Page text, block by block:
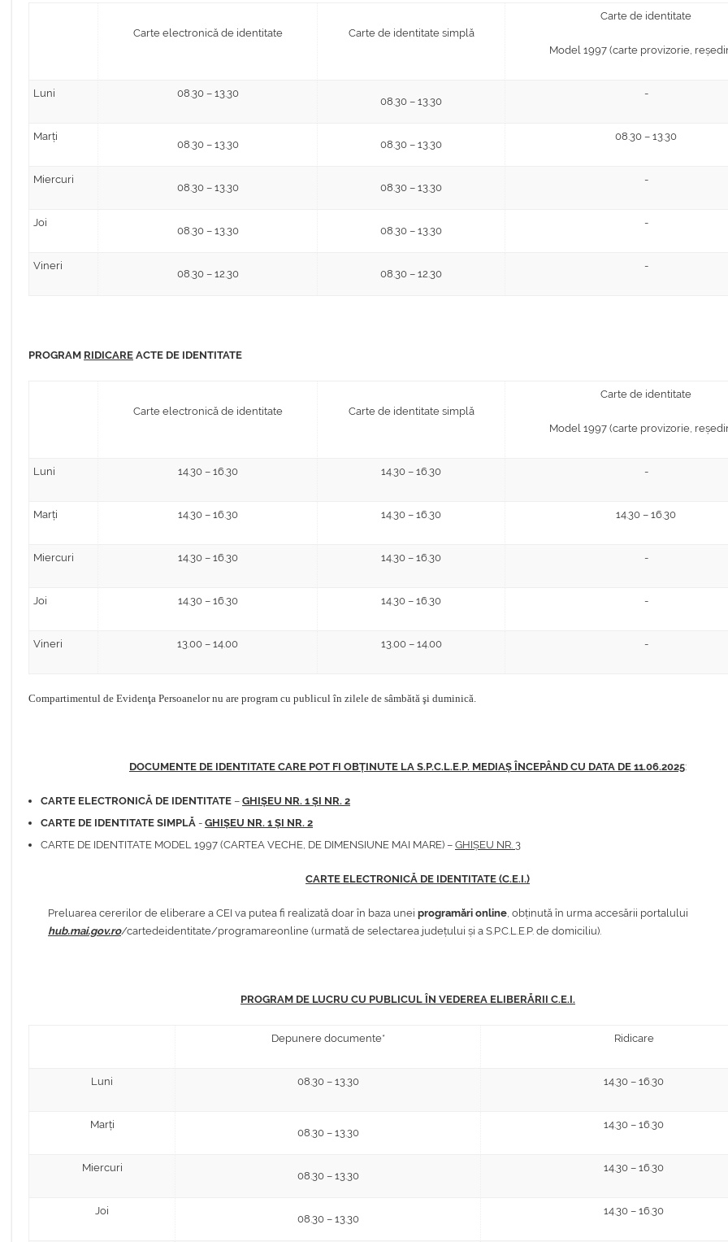
Carte electronică de identitate Carte de identitate simplă
Carte de identitate
Model 1997 (carte provizorie,
Luni 08.30 – 13.30
08.30 – 13.30
-
Marți
08.30 – 13.30 08.30 – 13.30
08.30 – 13.30
Miercuri
08.30 – 13.30 08.30 – 13.30
-
Joi
08.30 – 13.30 08.30 – 13.30
-
Vineri
08.30 – 12.30 08.30 – 12.30
-
PROGRAM RIDICARE ACTE DE IDENTITATE
Carte electronică de identitate Carte de identitate simplă
Carte de identitate
Model 1997 (carte provizorie,
Luni 14.30 – 16.30 14.30 – 16.30 -
Marți 14.30 – 16.30 14.30 – 16.30 14.30 – 16.30
Miercuri 14.30 – 16.30 14.30 – 16.30 -
Joi 14.30 – 16.30 14.30 – 16.30 -
Vineri 13.00 – 14.00 13.00 – 14.00 -
Compartimentul de Evidenţa Persoanelor nu are program cu publicul în zilele de sâmbătă şi duminică.
DOCUMENTE DE IDENTITATE CARE POT FI OBȚINUTE LA S.P.C.L.E.P. MEDIAȘ ÎNCEPÂND CU DATA DE 11.06.2025:
CARTE ELECTRONICĂ DE IDENTITATE – GHIȘEU NR. 1 ȘI NR. 2
CARTE DE IDENTITATE SIMPLĂ - GHIȘEU NR. 1 ȘI NR. 2
CARTE DE IDENTITATE MODEL 1997 (CARTEA VECHE, DE DIMENSIUNE MAI MARE) – GHIȘEU NR. 3
CARTE ELECTRONICĂ DE IDENTITATE (C.E.I.)
Preluarea cererilor de eliberare a CEI va putea fi realizată doar în baza unei programări online, obținută în urma accesării portalului
hub.mai.gov.ro/cartedeidentitate/programareonline (urmată de selectarea județului și a S.P.C.L.E.P. de domiciliu).
PROGRAM DE LUCRU CU PUBLICUL ÎN VEDEREA ELIBERĂRII C.E.I.
Depunere documente* Ridicare
Luni 08.30 – 13.30 14.30 – 16.30
Marți
08.30 – 13.30
14.30 – 16.30
Miercuri
08.30 – 13.30
14.30 – 16.30
Joi
08.30 – 13.30
14.30 – 16.30